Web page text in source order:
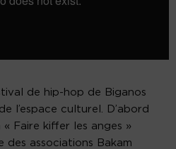
de hip-hop de Biganos
l’espace culturel. D’abord
Faire kiffer les anges »
des associations Bakam